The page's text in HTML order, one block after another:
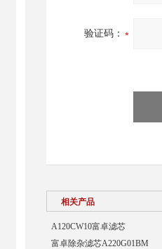
验证码：
相关产品
A120CW10富卓滤芯
富卓除杂滤芯A220G01BM